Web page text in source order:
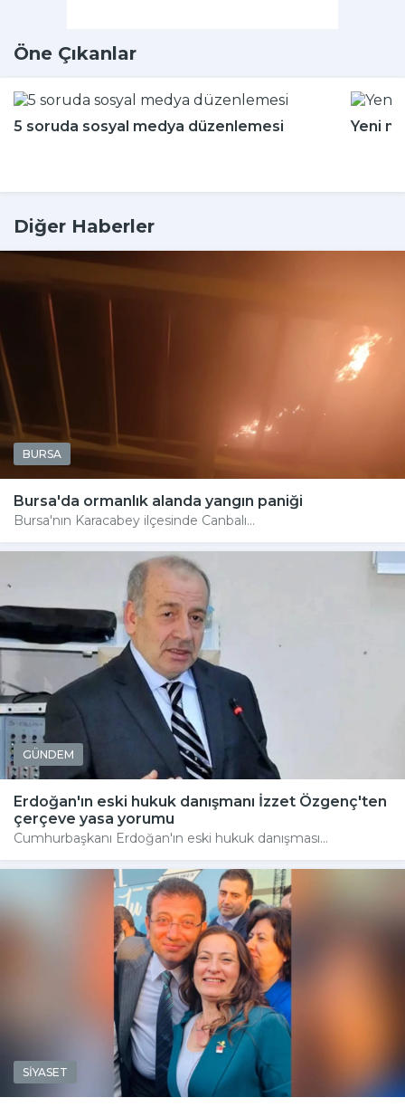
Öne Çıkanlar
5 soruda sosyal medya düzenlemesi Yeni
Diğer Haberler
BURSA
Bursa'da ormanlık alanda yangın paniği
Bursa'nın Karacabey ilçesinde Canbalı...
GÜNDEM
Erdoğan'ın eski hukuk danışmanı İzzet Özgenç'ten
çerçeve yasa yorumu
Cumhurbaşkanı Erdoğan'ın eski hukuk danışması...
SİYASET